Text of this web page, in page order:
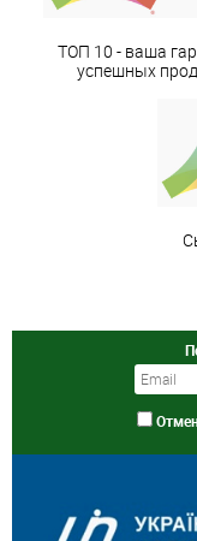
ТОП 10 - ваша
успешных